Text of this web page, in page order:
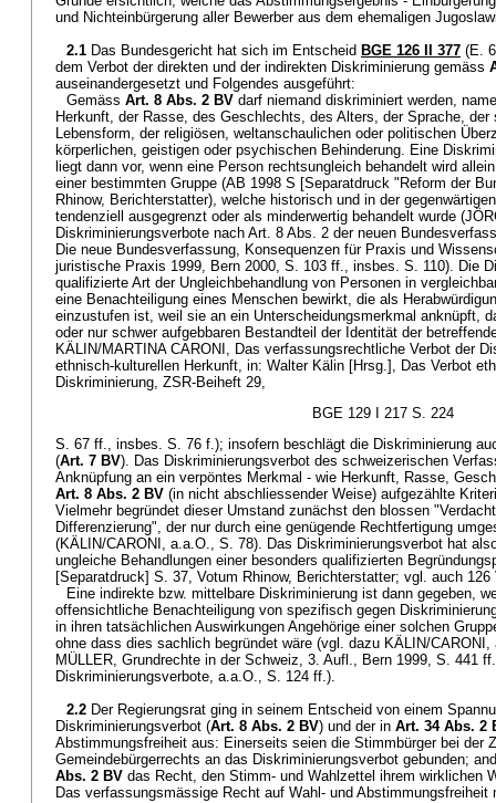
und Nichteinbürgerung aller Bewerber aus dem ehemaligen
2.1 Das Bundesgericht hat sich im Entscheid BGE 126 II 377 (E.
dem Verbot der direkten und der indirekten Diskriminierung gemäss
auseinandergesetzt und Folgendes ausgeführt:
Gemäss Art. 8 Abs. 2 BV darf niemand diskriminiert werden,
Herkunft, der Rasse, des Geschlechts, des Alters, der Sprache, der
Lebensform, der religiösen, weltanschaulichen oder politischen
körperlichen, geistigen oder psychischen Behinderung. Eine
liegt dann vor, wenn eine Person rechtsungleich behandelt wird
einer bestimmten Gruppe (AB 1998 S [Separatdruck "Reform der
Rhinow, Berichterstatter), welche historisch und in der
tendenziell ausgegrenzt oder als minderwertig behandelt wurde
Diskriminierungsverbote nach Art. 8 Abs. 2 der neuen
Die neue Bundesverfassung, Konsequenzen für Praxis und
juristische Praxis 1999, Bern 2000, S. 103 ff., insbes. S. 110). Die
qualifizierte Art der Ungleichbehandlung von Personen in
eine Benachteiligung eines Menschen bewirkt, die als
einzustufen ist, weil sie an ein Unterscheidungsmerkmal anknüpft,
oder nur schwer aufgebbaren Bestandteil der Identität der
KÄLIN/MARTINA CARONI, Das verfassungsrechtliche Verbot der
ethnisch-kulturellen Herkunft, in: Walter Kälin [Hrsg.], Das Verbot
Diskriminierung, ZSR-Beiheft 29,
BGE 129 I 217 S. 224
S. 67 ff., insbes. S. 76 f.); insofern beschlägt die Diskriminierung
(Art. 7 BV). Das Diskriminierungsverbot des schweizerischen
Anknüpfung an ein verpöntes Merkmal - wie Herkunft, Rasse,
Art. 8 Abs. 2 BV (in nicht abschliessender Weise) aufgezählte
Vielmehr begründet dieser Umstand zunächst den blossen
Differenzierung", der nur durch eine genügende Rechtfertigung
(KÄLIN/CARONI, a.a.O., S. 78). Das Diskriminierungsverbot hat
ungleiche Behandlungen einer besonders qualifizierten
[Separatdruck] S. 37, Votum Rhinow, Berichterstatter; vgl. auch
Eine indirekte bzw. mittelbare Diskriminierung ist dann gegeben,
offensichtliche Benachteiligung von spezifisch gegen
in ihren tatsächlichen Auswirkungen Angehörige einer solchen
ohne dass dies sachlich begründet wäre (vgl. dazu KÄLIN/
MÜLLER, Grundrechte in der Schweiz, 3. Aufl., Bern 1999, S. 441
Diskriminierungsverbote, a.a.O., S. 124 ff.).
2.2 Der Regierungsrat ging in seinem Entscheid von einem
Diskriminierungsverbot (Art. 8 Abs. 2 BV) und der in Art. 34 Abs. 2
Abstimmungsfreiheit aus: Einerseits seien die Stimmbürger bei der
Gemeindebürgerrechts an das Diskriminierungsverbot gebunden;
Abs. 2 BV das Recht, den Stimm- und Wahlzettel ihrem wirklichen
Das verfassungsmässige Recht auf Wahl- und Abstimmungsfreiheit